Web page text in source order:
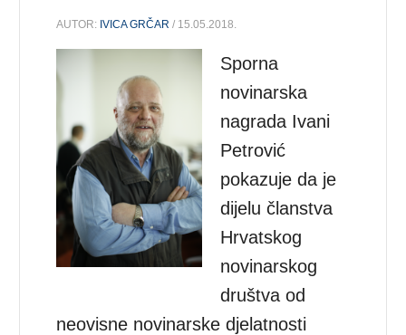
AUTOR: IVICA GRČAR / 15.05.2018.
Sporna
novinarska
nagrada Ivani
Petrović
pokazuje da je
dijelu članstva
Hrvatskog
novinarskog
društva od
neovisne novinarske djelatnosti